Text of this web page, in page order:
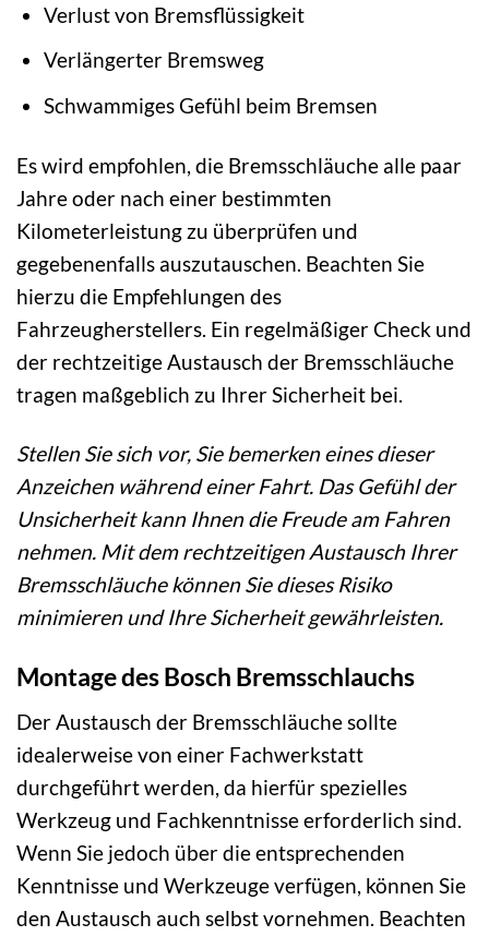
Verlust von Bremsflüssigkeit
Verlängerter Bremsweg
Schwammiges Gefühl beim Bremsen
Es wird empfohlen, die Bremsschläuche alle paar
Jahre oder nach einer bestimmten
Kilometerleistung zu überprüfen und
gegebenenfalls auszutauschen. Beachten Sie
hierzu die Empfehlungen des
Fahrzeugherstellers. Ein regelmäßiger Check und
der rechtzeitige Austausch der Bremsschläuche
tragen maßgeblich zu Ihrer Sicherheit bei.
Stellen Sie sich vor, Sie bemerken eines dieser
Anzeichen während einer Fahrt. Das Gefühl der
Unsicherheit kann Ihnen die Freude am Fahren
nehmen. Mit dem rechtzeitigen Austausch Ihrer
Bremsschläuche können Sie dieses Risiko
minimieren und Ihre Sicherheit gewährleisten.
Montage des Bosch Bremsschlauchs
Der Austausch der Bremsschläuche sollte
idealerweise von einer Fachwerkstatt
durchgeführt werden, da hierfür spezielles
Werkzeug und Fachkenntnisse erforderlich sind.
Wenn Sie jedoch über die entsprechenden
Kenntnisse und Werkzeuge verfügen, können Sie
den Austausch auch selbst vornehmen. Beachten